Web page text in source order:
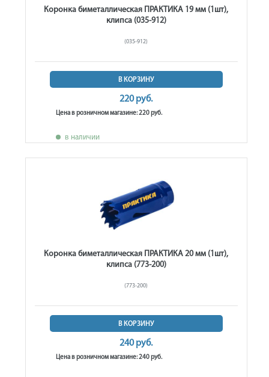
Коронка биметаллическая ПРАКТИКА 19 мм (1шт),
клипса (035-912)
(035-912)
В КОРЗИНУ
220 руб.
Цена в розничном магазине: 220 руб.
в наличии
Коронка биметаллическая ПРАКТИКА 20 мм (1шт),
клипса (773-200)
(773-200)
В КОРЗИНУ
240 руб.
Цена в розничном магазине: 240 руб.